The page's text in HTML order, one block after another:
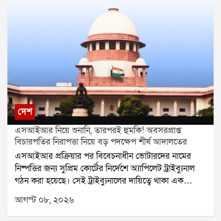
দেশ
এসআইআর নিয়ে শুনানি, তারপরই হুমকি! অবসরপ্রাপ্ত
বিচারপতির নিরাপত্তা নিয়ে বড় পদক্ষেপ শীর্ষ আদালতের
এসআইআর প্রক্রিয়ার পর বিবেচনাধীন ভোটারদের নামের
নিষ্পত্তির জন্য সুপ্রিম কোর্টের নির্দেশে অ্যাপিলেট ট্রাইব্যুনাল
গঠন করা হয়েছে। সেই ট্রাইব্যুনালের দায়িত্বে থাকা এক
অবসরপ্রাপ্ত বিচারপতির নিরাপত্তা নিয়ে এবার প্রশ্ন উঠল।
হুমকি, পথ দুর্ঘটনা এবং বাড়িতে চিঠি আসার অভিযোগের পর
বিষয়টি পৌঁছল সুপ্রিম কোর্টে। এবার নিরাপত্তার বিষয়টি
আগস্ট ০৮, ২০২৬